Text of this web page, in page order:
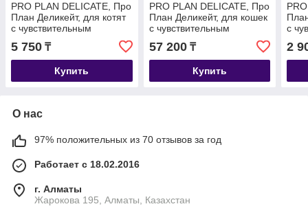
PRO PLAN DELICATE, Про
План Деликейт, для котят
с чувствительным
пищеварением, с
индейкой, весовой 1кг
5 750 ₸
Купить
PRO PLAN DELICATE, Про
План Деликейт, для кошек
с чувствительным
пищеварением, уп. 10 кг.
57 200₸
Купить
с
2
О нас
97% положительных из 70 отзывов за год
Работает с 18.02.2016
г. Алматы
Жарокова 195, Алматы, Казахстан